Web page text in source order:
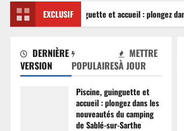
EXCLUSIF
Piscine, guinguette et accueil : plongez
DERNIÈRE
VERSION
POPULAIRES
METTRE
À JOUR
Piscine, guinguette et
accueil : plongez dans les
nouveautés du camping
de Sablé-sur-Sarthe